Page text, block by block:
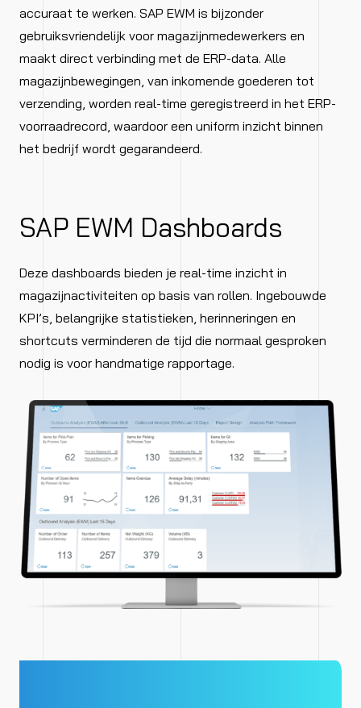
accuraat te werken. SAP EWM is bijzonder
gebruiksvriendelijk voor magazijnmedewerkers en
maakt direct verbinding met de ERP-data. Alle
magazijnbewegingen, van inkomende goederen tot
verzending, worden real-time geregistreerd in het ERP-
voorraadrecord, waardoor een uniform inzicht binnen
het bedrijf wordt gegarandeerd.
SAP EWM Dashboards
Deze dashboards bieden je real-time inzicht in
magazijnactiviteiten op basis van rollen. Ingebouwde
KPI’s, belangrijke statistieken, herinneringen en
shortcuts verminderen de tijd die normaal gesproken
nodig is voor handmatige rapportage.